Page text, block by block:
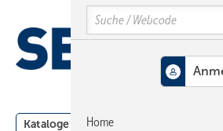
Hauptinhalt
Hauptmenü
SiteSearch
Kataloge Meldungen
Search
Home